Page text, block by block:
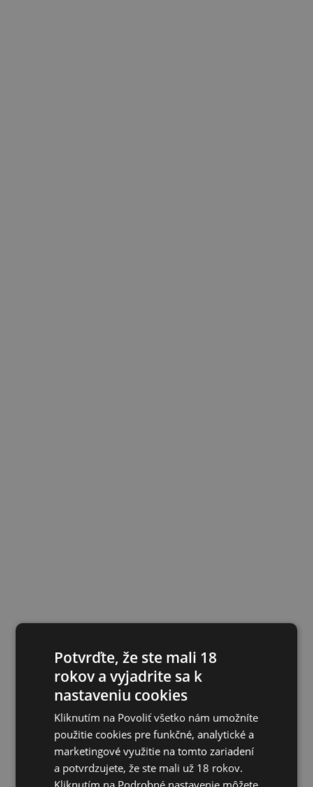
Potvrďte, že ste mali 18
rokov a vyjadrite sa k
nastaveniu cookies
Kliknutím na Povoliť všetko nám umožníte
použitie cookies pre funkčné, analytické a
marketingové využitie na tomto zariadení
a potvrdzujete, že ste mali už 18 rokov.